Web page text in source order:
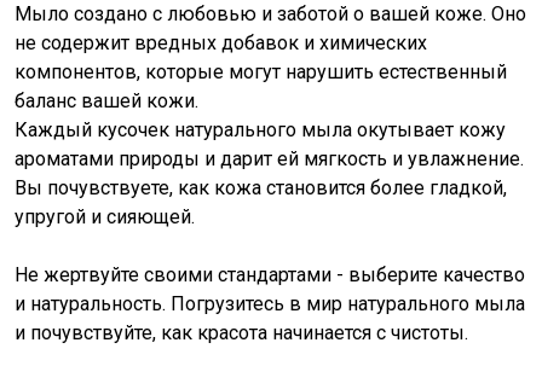
Мыло создано с любовью и заботой о вашей коже. Оно
не содержит вредных добавок и химических
компонентов, которые могут нарушить естественный
баланс вашей кожи.
Каждый кусочек натурального мыла окутывает кожу
ароматами природы и дарит ей мягкость и увлажнение.
Вы почувствуете, как кожа становится более гладкой,
упругой и сияющей.
Не жертвуйте своими стандартами - выберите качество
и натуральность. Погрузитесь в мир натурального мыла
и почувствуйте, как красота начинается с чистоты.